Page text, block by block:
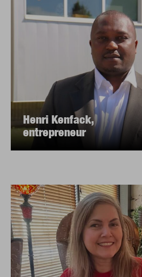
Henri Kenfack,
entrepreneur